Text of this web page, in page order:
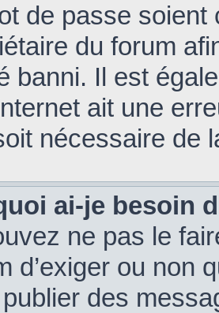
de passe soient
du forum
banni. Il est
ait une
nécessaire de
ai-je besoin
ne pas le
d’exiger ou non
des